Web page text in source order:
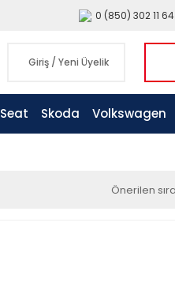
0 (850) 302 11 64
Giriş / Yeni Üyelik
Seat Skoda Volkswagen